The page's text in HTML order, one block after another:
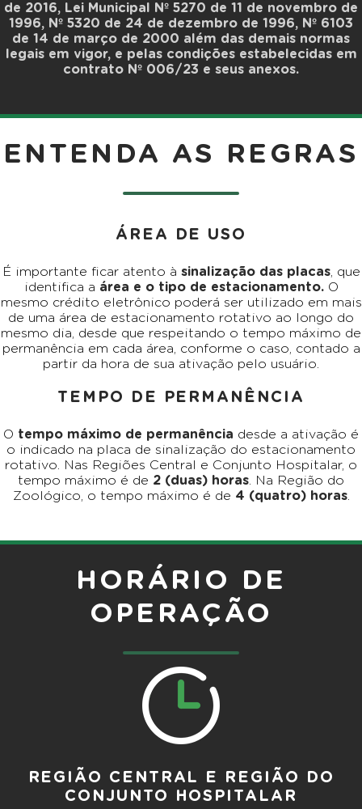
de 2016, Lei Municipal Nº 5270 de 11 de novembro de
1996, Nº 5320 de 24 de dezembro de 1996, Nº 6103
de 14 de março de 2000 além das demais normas
legais em vigor, e pelas condições estabelecidas em
contrato Nº 006/23 e seus anexos.
ENTENDA AS REGRAS
ÁREA DE USO
É importante ficar atento à sinalização das placas, que
identifica a área e o tipo de estacionamento.O
mesmo crédito eletrônico poderá ser utilizado em mais
de uma área de estacionamento rotativo ao longo do
mesmo dia, desde que respeitando o tempo máximo de
permanência em cada área, conforme o caso, contado a
partir da hora de sua ativação pelo usuário.
TEMPO DE PERMANÊNCIA
O tempo máximo de permanência desde a ativação é
o indicado na placa de sinalização do estacionamento
rotativo. Nas Regiões Central e Conjunto Hospitalar, o
tempo máximo é de 2 (duas) horas . Na Região do
Zoológico, o tempo máximo é de 4 (quatro) horas.
HORÁRIO DE
OPERAÇÃO
REGIÃO CENTRAL E REGIÃO DO
CONJUNTO HOSPITALAR